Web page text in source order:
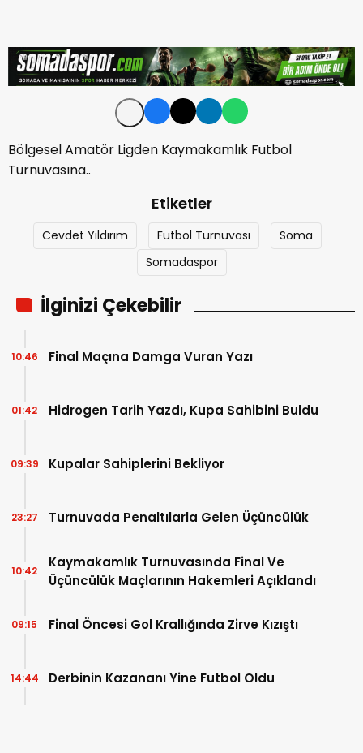
Bölgesel Amatör Ligden Kaymakamlık Futbol
Turnuvasına..
Etiketler
Cevdet Yıldırım Futbol Turnuvası
Soma
Somadaspor
İlginizi Çekebilir
Final Maçına Damga Vuran Yazı
10:46
Hidrogen Tarih Yazdı, Kupa Sahibini Buldu
01:42
Kupalar Sahiplerini Bekliyor
09:39
Turnuvada Penaltılarla Gelen Üçüncülük
23:27
Kaymakamlık Turnuvasında Final Ve
Üçüncülük Maçlarının Hakemleri Açıklandı
10:42
Final Öncesi Gol Krallığında Zirve Kızıştı
09:15
Derbinin Kazananı Yine Futbol Oldu
14:44